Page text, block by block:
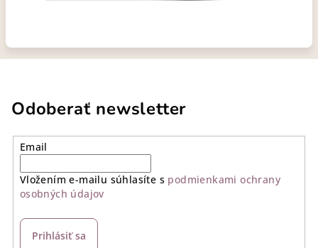
Odoberať newsletter
Email
Vložením e-mailu súhlasíte s podmienkami ochrany
osobných údajov
Prihlásiť sa